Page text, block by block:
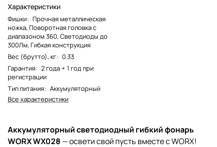
Характеристики
Фишки: Прочная металлическая
ножка, Поворотная головка с
диапазоном 360, Светодиоды до
300Лм, Гибкая конструкция
Вес (брутто), кг: 0.33
Гарантия: 2 года + 1 год при
регистрации
Тип питания: Аккумуляторный
Все характеристики
Аккумуляторный светодиодный гибкий фонарь
WORX WX028 — освети свой пусть вместе с WORX!